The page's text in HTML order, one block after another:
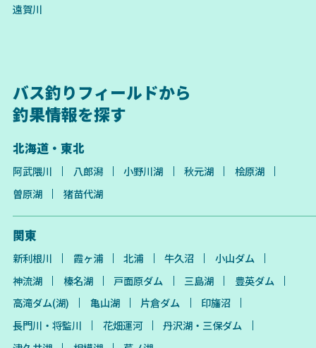
遠賀川
バス釣りフィールドから
釣果情報を探す
北海道・東北
阿武隈川 八郎潟 小野川湖 秋元湖
桧原湖
曽原湖
猪苗代湖
関東
新利根川 霞ヶ浦 北浦 牛久沼
小山ダム
神流湖
榛名湖 戸面原ダム 三島湖
豊英ダム
高滝ダム(湖)
亀山湖 片倉ダム
印旛沼
長門川・将監川
花畑運河
丹沢湖・三保ダム